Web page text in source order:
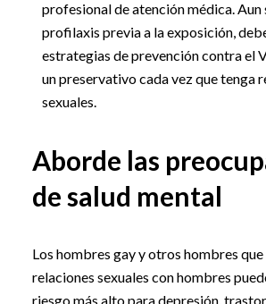
profesional de atención médica. Aun
profilaxis previa a la exposición,
estrategias de prevención contra el
un preservativo cada vez que tenga
sexuales.
Aborde las
de salud mental
Los hombres gay y otros hombres
relaciones sexuales con hombres
riesgo más alto para depresión,